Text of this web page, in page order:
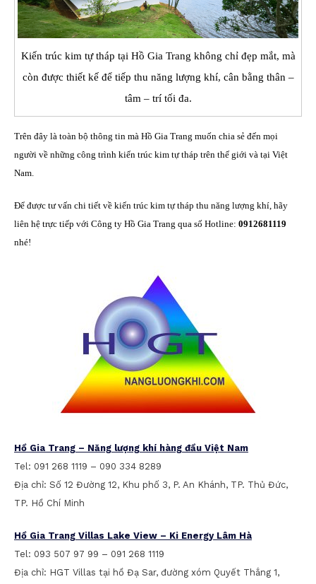
Kiến trúc kim tự tháp tại Hồ Gia Trang không chỉ đẹp mắt, mà
còn được thiết kế để tiếp thu năng lượng khí, cân bằng thân –
tâm – trí tối đa.
Trên đây là toàn bộ thông tin mà Hồ Gia Trang muốn chia sẻ đến mọi
người về những công trình kiến trúc kim tự tháp trên thế giới và tại Việt
Nam.
Để được tư vấn chi tiết về kiến trúc kim tự tháp thu năng lượng khí, hãy
liên hệ trực tiếp với Công ty Hồ Gia Trang qua số Hotline: 0912681119
nhé!
Hồ Gia Trang – Năng lượng khí hàng đầu Việt Nam
Tel: 091 268 1119 – 090 334 8289
Địa chỉ: Số 12 Đường 12, Khu phố 3, P. An Khánh, TP. Thủ Đức,
TP. Hồ Chí Minh
Hồ Gia Trang Villas Lake View – Ki Energy Lâm Hà
Tel: 093 507 97 99 – 091 268 1119
Địa chỉ: HGT Villas tại hồ Đạ Sar, đường xóm Quyết Thắng 1,